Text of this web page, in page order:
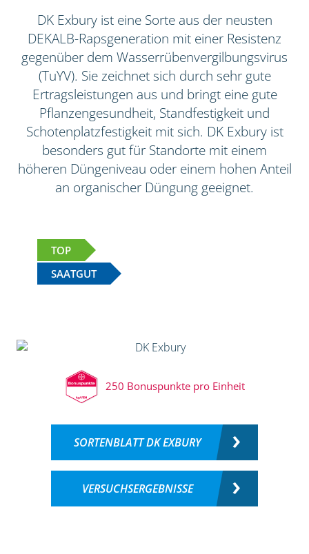
DK Exbury ist eine Sorte aus der neusten
DEKALB-Rapsgeneration mit einer Resistenz
gegenüber dem Wasserrübenvergilbungsvirus
(TuYV). Sie zeichnet sich durch sehr gute
Ertragsleistungen aus und bringt eine gute
Pflanzengesundheit, Standfestigkeit und
Schotenplatzfestigkeit mit sich. DK Exbury ist
besonders gut für Standorte mit einem
höheren Düngeniveau oder einem hohen Anteil
an organischer Düngung geeignet.
TOP
SAATGUT
250 Bonuspunkte pro Einheit
SORTENBLATT DK EXBURY
VERSUCHSERGEBNISSE